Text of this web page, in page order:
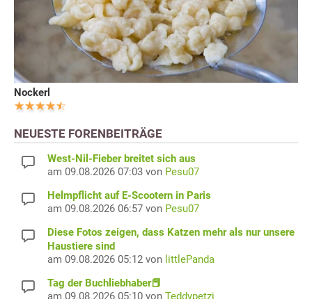
Nockerl
NEUESTE FORENBEITRÄGE
West-Nil-Fieber breitet sich aus
am 09.08.2026 07:03 von Pesu07
Helmpflicht auf E-Scootern in Paris
am 09.08.2026 06:57 von Pesu07
Diese Fotos zeigen, dass Katzen mehr als nur unsere
Haustiere sind
am 09.08.2026 05:12 von littlePanda
Tag der Buchliebhaber📕
am 09.08.2026 05:10 von Teddypetzi